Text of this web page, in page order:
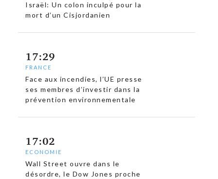
Israël: Un colon inculpé pour la
mort d’un Cisjordanien
17:29
FRANCE
Face aux incendies, l’UE presse
ses membres d’investir dans la
prévention environnementale
17:02
ECONOMIE
Wall Street ouvre dans le
désordre, le Dow Jones proche